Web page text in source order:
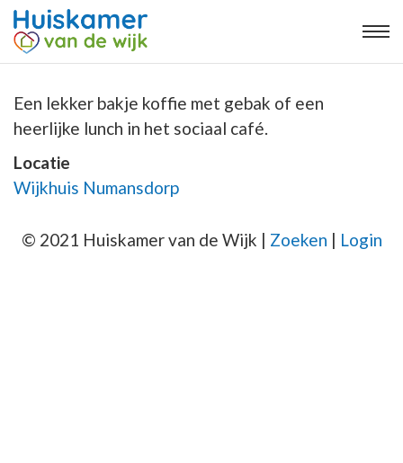
Een lekker bakje koffie met gebak of een
heerlijke lunch in het sociaal café.
Locatie
Wijkhuis Numansdorp
© 2021 Huiskamer van de Wijk | Zoeken | Login